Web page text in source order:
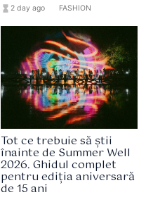
hourglass_full 2 day ago FASHION
Tot ce trebuie să știi
înainte de Summer Well
2026. Ghidul complet
pentru ediția aniversară
de 15 ani